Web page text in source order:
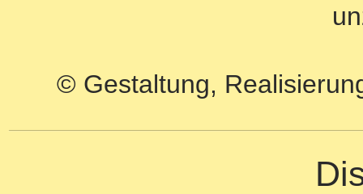
© Gestaltung,